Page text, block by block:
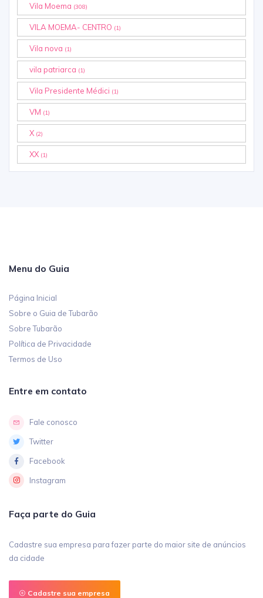
Vila Moema (308)
VILA MOEMA- CENTRO (1)
Vila nova (1)
vila patriarca (1)
Vila Presidente Médici (1)
VM (1)
X (2)
XX (1)
Menu do Guia
Página Inicial
Sobre o Guia de Tubarão
Sobre Tubarão
Política de Privacidade
Termos de Uso
Entre em contato
Fale conosco
Twitter
Facebook
Instagram
Faça parte do Guia
Cadastre sua empresa para fazer parte do maior site de anúncios
da cidade
Cadastre sua empresa